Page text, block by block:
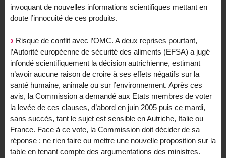
invoquant de nouvelles informations scientifiques mettant en
doute l’innocuité de ces produits.
Risque de conflit avec l’OMC. A deux reprises pourtant,
l’Autorité européenne de sécurité des aliments (EFSA) a jugé
infondé scientifiquement la décision autrichienne, estimant
n’avoir aucune raison de croire à ses effets négatifs sur la
santé humaine, animale ou sur l’environnement. Après ces
avis, la Commission a demandé aux Etats membres de voter
la levée de ces clauses, d’abord en juin 2005 puis ce mardi,
sans succès, tant le sujet est sensible en Autriche, Italie ou
France. Face à ce vote, la Commission doit décider de sa
réponse : ne rien faire ou mettre une nouvelle proposition sur la
table en tenant compte des argumentations des ministres.